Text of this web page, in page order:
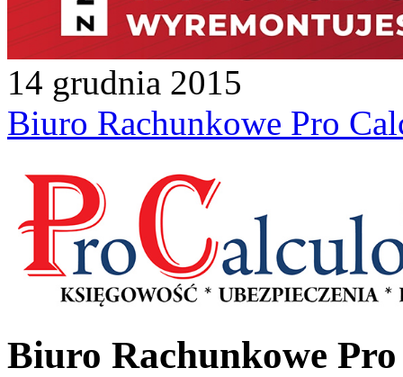
14 grudnia 2015
Biuro Rachunkowe Pro
Biuro Rachunkowe